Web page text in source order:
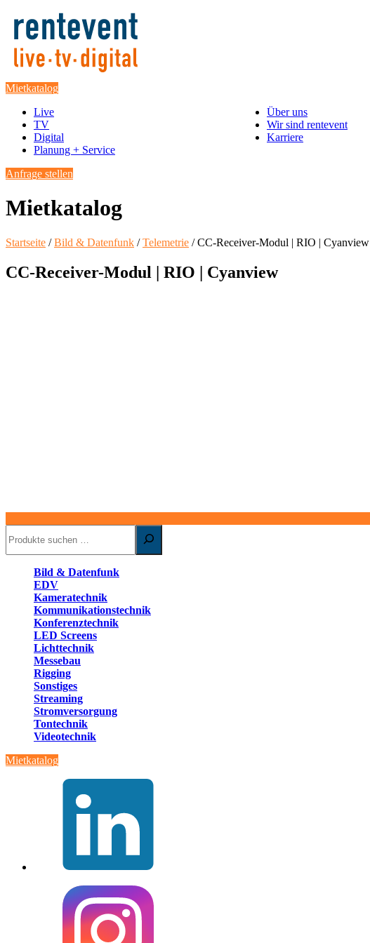
Mietkatalog
Live
TV
Digital
Planung + Service
Über uns
Wir sind rentevent
Karriere
Anfrage stellen
Mietkatalog
Startseite /Bild & Datenfunk /Telemetrie / CC-Receiver-Modul | RIO | Cyanview
CC-Receiver-Modul | RIO | Cyanview
Bild & Datenfunk
EDV
Kameratechnik
Kommunikationstechnik
Konferenztechnik
LED Screens
Lichttechnik
Messebau
Rigging
Sonstiges
Streaming
Stromversorgung
Tontechnik
Videotechnik
Mietkatalog